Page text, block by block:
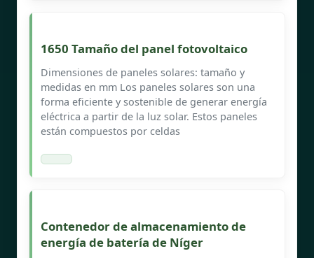
1650 Tamaño del panel fotovoltaico
Dimensiones de paneles solares: tamaño y
medidas en mm Los paneles solares son una
forma eficiente y sostenible de generar energía
eléctrica a partir de la luz solar. Estos paneles
están compuestos por celdas
Contenedor de almacenamiento de
energía de batería de Níger